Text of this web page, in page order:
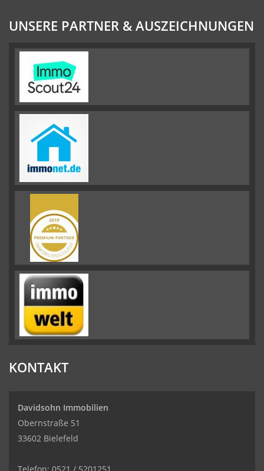
UNSERE PARTNER & AUSZEICHNUNGEN
KONTAKT
Davidsohn Immobilien
Obernstraße 51
33602 Bielefeld